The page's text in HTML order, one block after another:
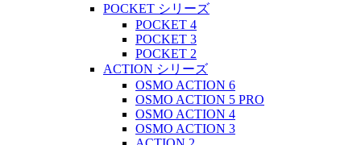
POCKET シリーズ
POCKET 4
POCKET 3
POCKET 2
ACTION シリーズ
OSMO ACTION 6
OSMO ACTION 5 PRO
OSMO ACTION 4
OSMO ACTION 3